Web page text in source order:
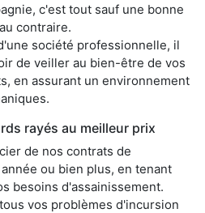
c'est tout sauf une bonne
contraire.
société professionnelle, il
de veiller au bien-être de vos
en assurant un environnement
rayés au meilleur prix
de nos contrats de
ou bien plus, en tenant
besoins d'assainissement.
vos problèmes d'incursion